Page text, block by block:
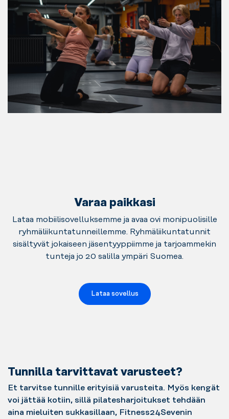
Varaa paikkasi
Lataa mobiilisovelluksemme ja avaa ovi monipuolisille
ryhmäliikuntatunneillemme. Ryhmäliikuntatunnit
sisältyvät jokaiseen jäsentyyppiimme ja tarjoammekin
tunteja jo 20 salilla ympäri Suomea.
Lataa sovellus
Tunnilla tarvittavat varusteet?
Et tarvitse tunnille erityisiä varusteita. Myös kengät
voi jättää kotiin, sillä pilatesharjoitukset tehdään
aina mieluiten sukkasillaan, Fitness24Sevenin